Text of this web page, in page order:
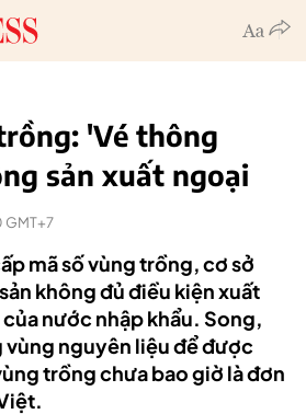
'Vé thông
sản xuất ngoại
GMT+7
mã số vùng trồng, cơ sở
không đủ điều kiện xuất
nước nhập khẩu. Song,
vùng nguyên liệu để được
trồng chưa bao giờ là đơn